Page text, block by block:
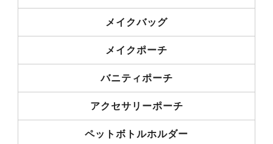
メイクバッグ
メイクポーチ
バニティポーチ
アクセサリーポーチ
ペットボトルホルダー